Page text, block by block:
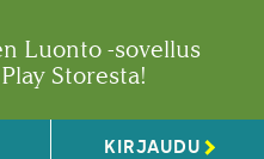
Luonto -sovellus
Storesta!
KIRJAUDU